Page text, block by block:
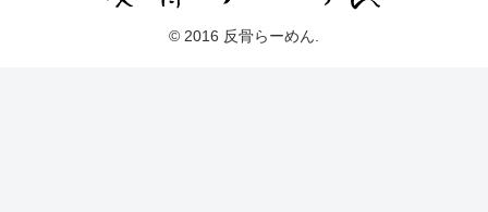
© 2016 反骨らーめん.